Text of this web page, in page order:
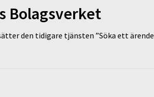
Bolagsverket
den tidigare tjänsten ”Söka ett ärende